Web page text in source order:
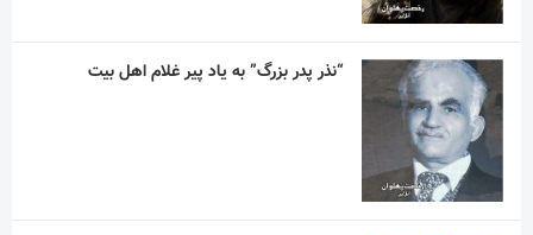
“نذر پدر بزرگ” به یاد پیر غلام اهل بیت